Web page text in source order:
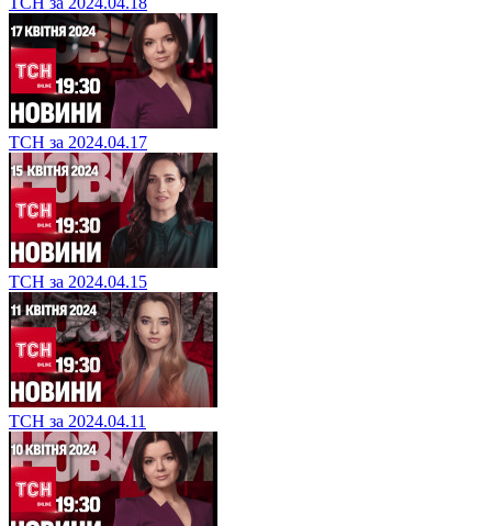
ТСН за 2024.04.17
ТСН за 2024.04.15
ТСН за 2024.04.11